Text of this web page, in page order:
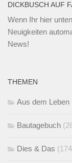
DICKBUSCH AUF
Wenn Ihr hier unten
Neuigkeiten
News!
THEMEN
Aus dem Leben
Bautagebuch
Dies & Das